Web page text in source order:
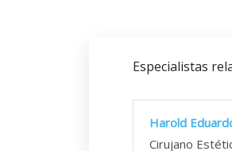
Especialistas
Harold
Cirujano